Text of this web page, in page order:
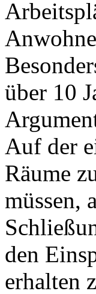
über 10
Auf der
Räume
müssen,
den
erhalten